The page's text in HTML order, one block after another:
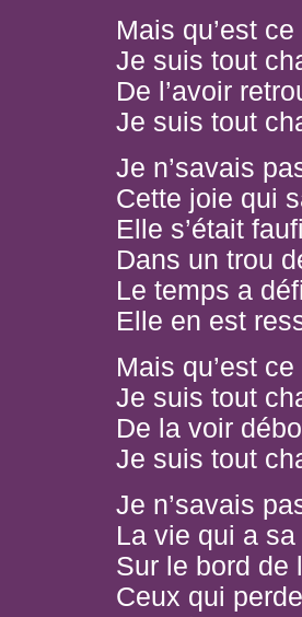
Mais qu’est
Je suis tout
De l’avoir
Je suis tout
Je n’savais
Cette joie qui
Elle s’était
Dans un trou
Le temps a
Elle en est
Mais qu’est
Je suis tout
De la voir
Je suis tout
Je n’savais
La vie qui a
Sur le bord de
Ceux qui